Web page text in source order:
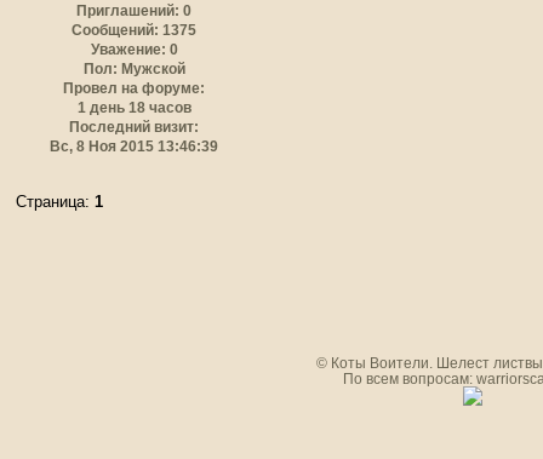
Приглашений: 0
Сообщений: 1375
Уважение: 0
Пол: Мужской
Провел на форуме:
1 день 18 часов
Последний визит:
Вс, 8 Ноя 2015 13:46:39
Страница: 1
© Коты Воители. Шелест
По всем вопросам: